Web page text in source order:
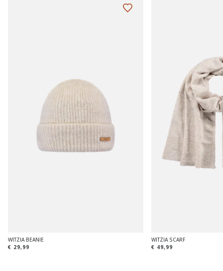
WITZIA BEANIE
€ 29,99
WITZIA SCARF
€ 49,99